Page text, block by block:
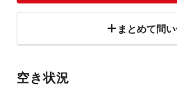
まとめて問
空き状況